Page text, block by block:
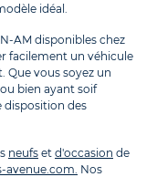
idéal.
AM disponibles chez
facilement un véhicule
Que vous soyez un
bien ayant soif
disposition des
neufs et d'occasion de
avenue.com. Nos